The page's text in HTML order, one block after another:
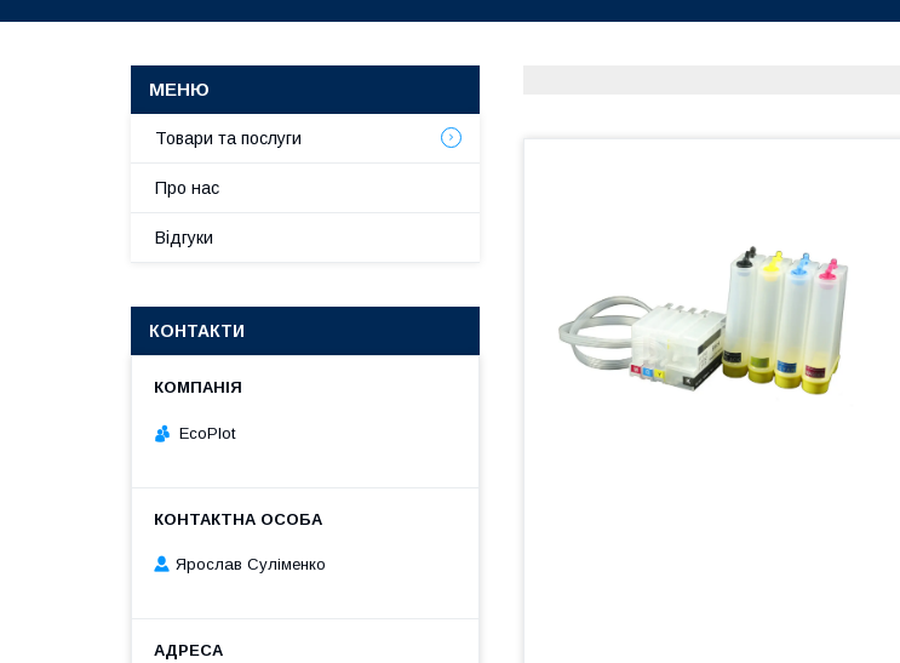
Товари та послуги
Про нас
Відгуки
КОНТАКТИ
EcoPlot
Ярослав Суліменко